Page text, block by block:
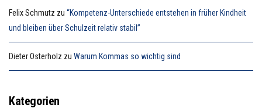
Felix Schmutz zu “Kompetenz-Unterschiede entstehen in früher Kindheit
und bleiben über Schulzeit relativ stabil”
Dieter Osterholz zu Warum Kommas so wichtig sind
Kategorien